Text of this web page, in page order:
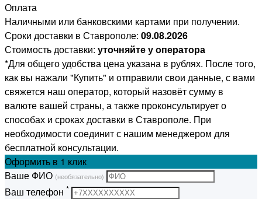
Оплата
Наличными или банковскими картами при получении.
Сроки доставки в Ставрополе: 09.08.2026
Стоимость доставки: уточняйте у оператора
*Для общего удобства цена указана в рублях. После того,
как вы нажали "Купить" и отправили свои данные, с вами
свяжется наш оператор, который назовёт сумму в
валюте вашей страны, а также проконсультирует о
способах и сроках доставки в Ставрополе. При
необходимости соединит с нашим менеджером для
бесплатной консультации.
Оформить в 1 клик
Ваше ФИО (необязательно)
Ваш телефон *